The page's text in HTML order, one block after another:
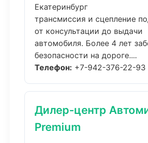
Екатеринбург
трансмиссия и сцепление
от консультации до выдачи
автомобиля. Более 4 лет
безопасности на дороге....
Телефон: +7-942-376-22-93
Дилер-центр
Premium